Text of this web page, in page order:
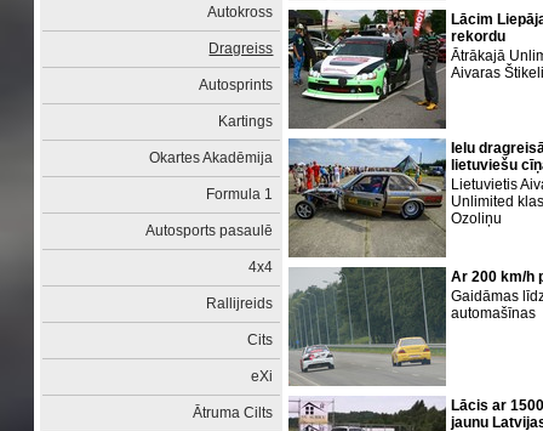
Autokross
Dragreiss
Autosprints
Kartings
Okartes Akadēmija
Formula 1
Autosports pasaulē
4x4
Rallijreids
Cits
eXi
Ātruma Cilts
Lācim
rekordu
Ātrākajā
Aivaras
Ielu
lietuviešu
Lietuvietis
Unlimited
Ozoliņu
Ar 200 km/h
Gaidāmas
automašīnas
Lācis ar
jaunu